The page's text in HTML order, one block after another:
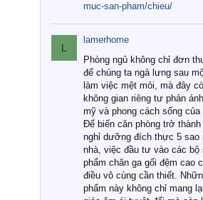
muc-san-pham/chieu/
L
lamerhome
Phòng ngủ không chỉ đơn
để chúng ta ngả lưng sau
làm việc mệt mỏi, mà đây
không gian riêng tư phản
mỹ và phong cách sống của
Để biến căn phòng trở thành
nghỉ dưỡng đích thực 5 sao
nhà, việc đầu tư vào các bộ
phẩm chăn ga gối đệm cao
điều vô cùng cần thiết.
phẩm này không chỉ mang